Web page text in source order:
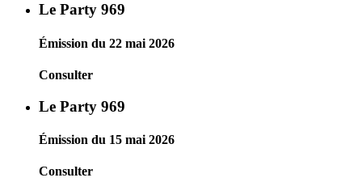
Le Party 969
Émission du 22 mai 2026
Consulter
Le Party 969
Émission du 15 mai 2026
Consulter